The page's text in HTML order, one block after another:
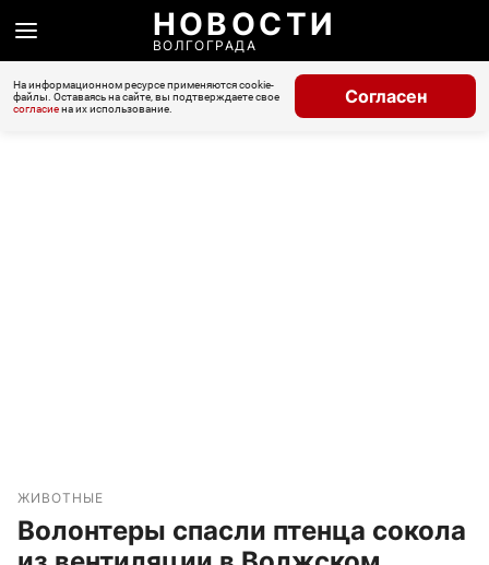
НОВОСТИ
ВОЛГОГРАДА
На информационном ресурсе применяются cookie-
файлы. Оставаясь на сайте, вы подтверждаете свое
согласиена их использование.
Согласен
ЖИВОТНЫЕ
Волонтеры спасли птенца сокола